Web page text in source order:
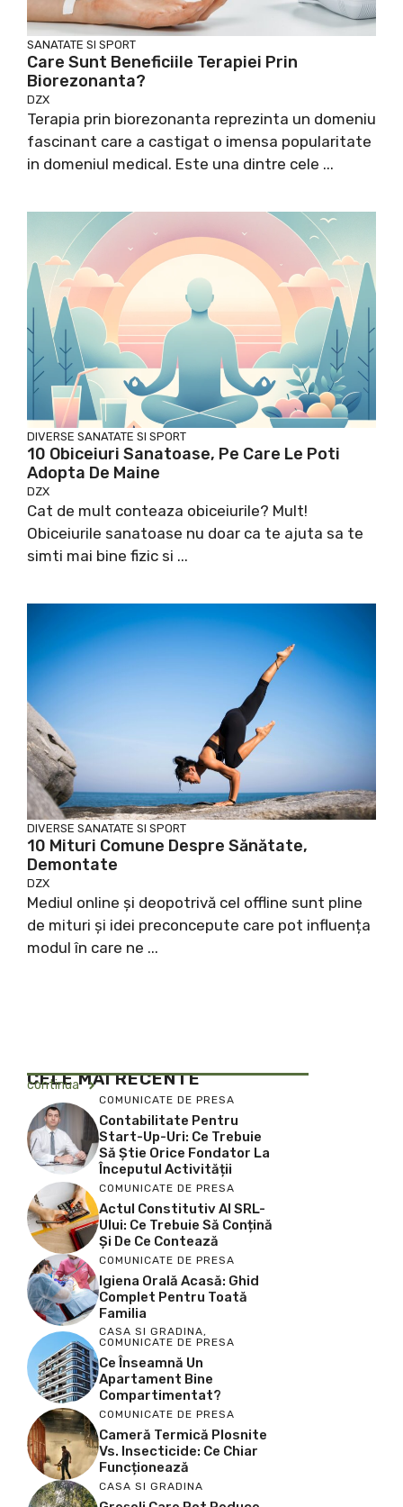
SANATATE SI SPORT
Care Sunt Beneficiile Terapiei Prin
Biorezonanta?
DZX
Terapia prin biorezonanta reprezinta un domeniu
fascinant care a castigat o imensa popularitate
in domeniul medical. Este una dintre cele ...
DIVERSE SANATATE SI SPORT
10 Obiceiuri Sanatoase, Pe Care Le Poti
Adopta De Maine
DZX
Cat de mult conteaza obiceiurile? Mult!
Obiceiurile sanatoase nu doar ca te ajuta sa te
simti mai bine fizic si ...
DIVERSE SANATATE SI SPORT
10 Mituri Comune Despre Sănătate,
Demontate
DZX
Mediul online și deopotrivă cel offline sunt pline
de mituri și idei preconcepute care pot influența
modul în care ne ...
CELE MAI RECENTE
continua
COMUNICATE DE PRESA
Contabilitate Pentru
Start-Up-Uri: Ce Trebuie
Să Știe Orice Fondator La
Începutul Activității
COMUNICATE DE PRESA
Actul Constitutiv Al SRL-
Ului: Ce Trebuie Să Conțină
Și De Ce Contează
COMUNICATE DE PRESA
Igiena Orală Acasă: Ghid
Complet Pentru Toată
Familia
CASA SI GRADINA,
COMUNICATE DE PRESA
Ce Înseamnă Un
Apartament Bine
Compartimentat?
COMUNICATE DE PRESA
Cameră Termică Plosnite
Vs. Insecticide: Ce Chiar
Funcționează
CASA SI GRADINA